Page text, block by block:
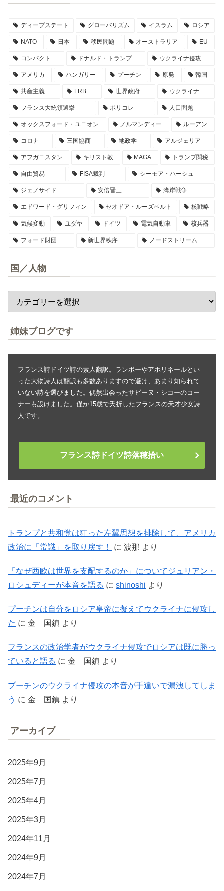
ディープステート グローバリズム イスラム ロシア
NATO 日本 移民問題 オーストラリア EU
コンパクト ドナルド・トランプ ウクライナ侵攻
アメリカ ハンガリー プーチン 原発 韓国
共産主義 FRB 世界政府 ウクライナ
フランス大統領選挙 ポリコレ 人口問題
オックスフォード・ユニオン ノルマンディー ルーアン
コロナ 三国協商 地政学 アルジェリア
アフガニスタン キリスト教 MAGA トランプ関税
自由貿易 FISA裁判 シーモア・ハーシュ
ジェノサイド 安倍晋三 湾岸戦争
エドワード・グリフィン セオドア・ルーズベルト 核戦略
気候変動 ユダヤ ドイツ 電気自動車 核兵器
フォード財団 新世界秩序 ノードストリーム
国／人物
姉妹ブログです
フランス詩ドイツ詩の素人翻訳。ランボーやアポリネールとい
った大物詩人は翻訳も多数ありますので避け、あまり知られて
いない詩を選びました。偶然出会ったサビーヌ・シコーのコー
ナーも設けました。僅か15歳で夭折したフランスの天才少女詩
人です。
フランス詩ドイツ詩落穂拾い
最近のコメント
トランプと共和党は狂った左翼思想を排除して、アメリカ
政治に「常識」を取り戻す！
に 波那 より
「なぜ西欧は世界を支配するのか」についてジュリアン・
ロシュディーが本音を語る に shinoshi より
プーチンは自分をロシア皇帝に擬えてウクライナに侵攻し
た に 金 国鎮 より
フランスの政治学者がウクライナ侵攻でロシアは既に勝っ
ていると語る に 金 国鎮 より
プーチンのウクライナ侵攻の本音が手違いで漏洩してしま
う に 金 国鎮 より
アーカイブ
2025年9月
2025年7月
2025年4月
2025年3月
2024年11月
2024年9月
2024年7月